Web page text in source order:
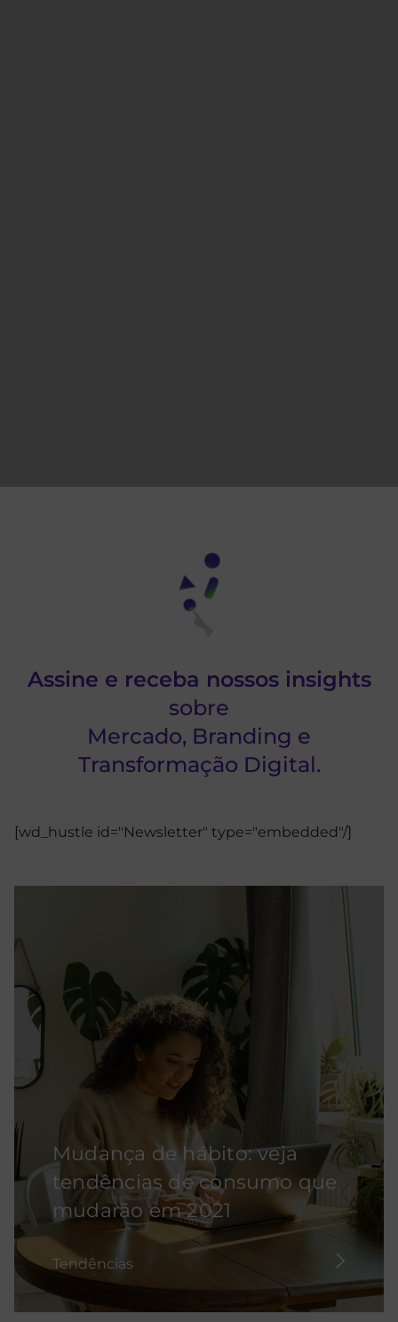
Assine e receba nossos insights
sobre
Mercado, Branding e
Transformação Digital.
[wd_hustle id="Newsletter" type="embedded"/]
Mudança de hábito: veja
tendências de consumo que
mudarão em 2021
Tendências